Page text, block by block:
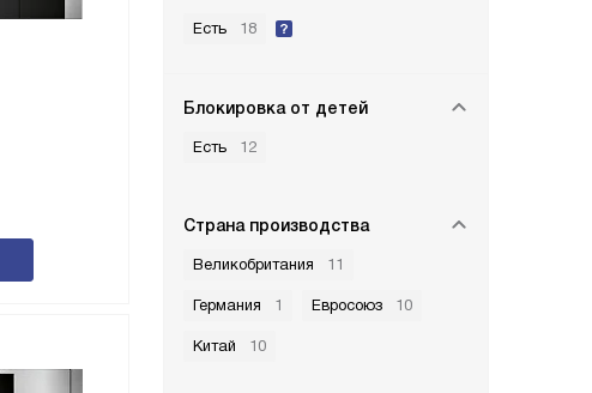
Есть 18
Блокировка от детей
Есть 12
Страна производства
Великобритания 11
Германия 1 Евросоюз 10
Китай 10